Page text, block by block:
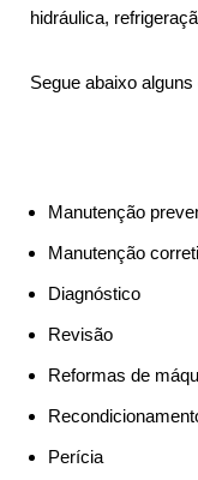
hidráulica,
Segue abaixo
Manutenção
Manutenção
Diagnóstico
Revisão
Reformas de
Perícia